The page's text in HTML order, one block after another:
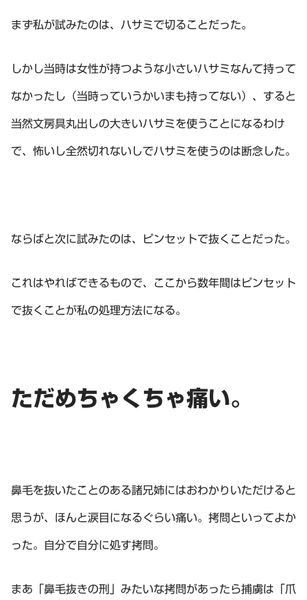
まず私が試みたのは、ハサミで切ることだった。
しかし当時は女性が持つような小さいハサミなんて持って
なかったし（当時っていうかいまも持ってない）、すると
当然文房具丸出しの大きいハサミを使うことになるわけ
で、怖いし全然切れないしでハサミを使うのは断念した。
ならばと次に試みたのは、ピンセットで抜くことだった。
これはやればできるもので、ここから数年間はピンセット
で抜くことが私の処理方法になる。
ただめちゃくちゃ痛い。
鼻毛を抜いたことのある諸兄姉にはおわかりいただけると
思うが、ほんと涙目になるぐらい痛い。拷問といってよか
った。自分で自分に処す拷問。
まあ「鼻毛抜きの刑」みたいな拷問があったら捕虜は「爪